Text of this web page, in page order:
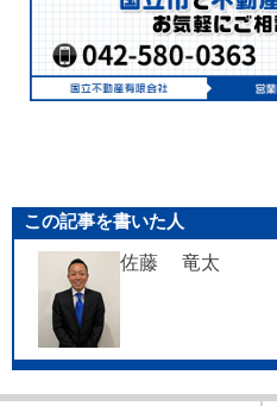
この記事を書いた人
佐藤 竜太